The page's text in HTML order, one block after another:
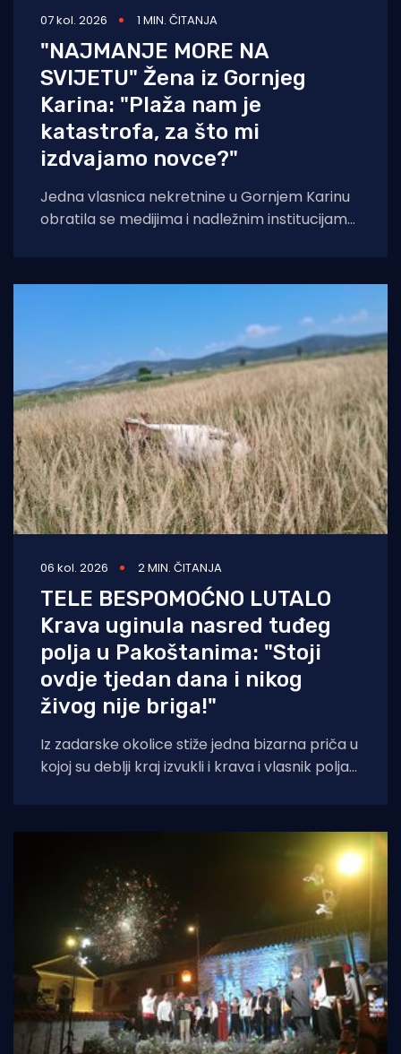
07 kol. 2026 1 MIN. ČITANJA
"NAJMANJE MORE NA
SVIJETU" Žena iz Gornjeg
Karina: "Plaža nam je
katastrofa, za što mi
izdvajamo novce?"
Jedna vlasnica nekretnine u Gornjem Karinu
obratila se medijima i nadležnim institucijama
06 kol. 2026 2 MIN. ČITANJA
TELE BESPOMOĆNO LUTALO
Krava uginula nasred tuđeg
polja u Pakoštanima: "Stoji
ovdje tjedan dana i nikog
živog nije briga!"
Iz zadarske okolice stiže jedna bizarna priča u
kojoj su deblji kraj izvukli i krava i vlasnik polja